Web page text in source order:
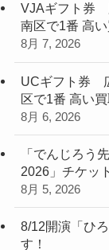
VJAギフト券
南区で1番 高
8月 7, 2026
UCギフト券
区で1番 高い
8月 6, 2026
「でんじろう
2026」チケッ
8月 5, 2026
8/12開演「ひ
す！